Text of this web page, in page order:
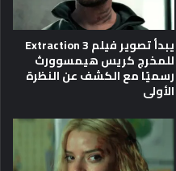
يبدأ تصوير فيلم Extraction 3
للمخرج كريس هيمسوورث
رسميًا مع الكشف عن النظرة
الأولى